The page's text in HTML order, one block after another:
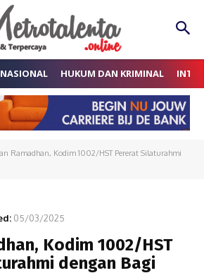
NASIONAL HUKUM DAN KRIMINAL
Ramadhan, Kodim 1002/HST Pererat Silaturahmi
05/03/2025
Kodim 1002/HST
dengan Bagi